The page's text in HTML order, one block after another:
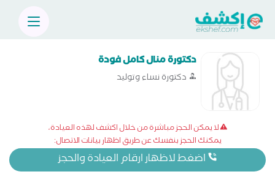
دكتورة منال كامل فودة
دكتورة نساء وتوليد
لا يمكن الحجز مباشرة من خلال اكشف لهذه العيادة،
يمكنك الحجز بنفسك عن طريق اظهار بيانات الاتصال:
اضغط لاظهار ارقام العيادة والحجز